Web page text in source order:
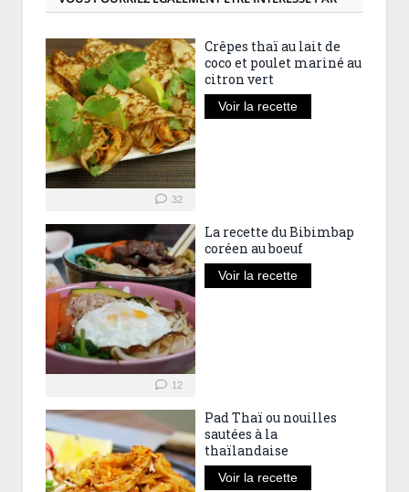
32
Crêpes thaï au lait de
coco et poulet mariné au
citron vert
Voir la recette
12
La recette du Bibimbap
coréen au boeuf
Voir la recette
Pad Thaï ou nouilles
sautées à la
thaïlandaise
Voir la recette